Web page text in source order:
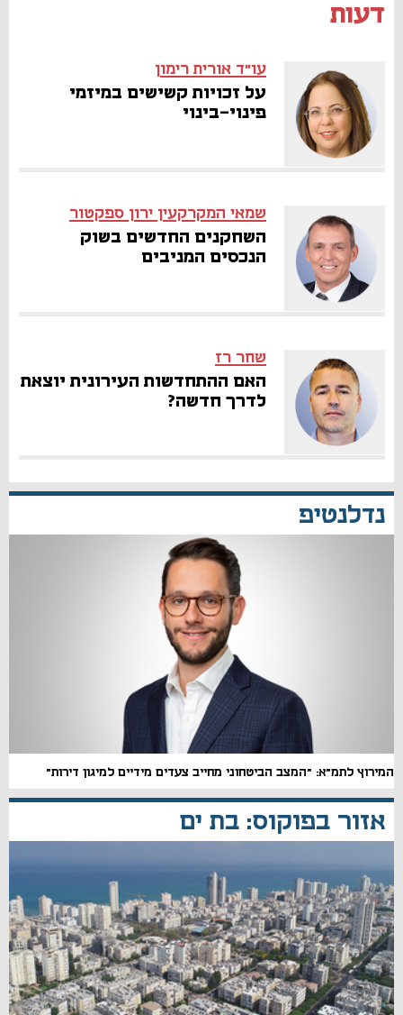
דעות
עו"ד אורית רימון
על זכויות קשישים במיזמי
פינוי-בינוי
שמאי המקרקעין ירון ספקטור
השחקנים החדשים בשוק
הנכסים המניבים
שחר רז
האם ההתחדשות העירונית יוצאת
לדרך חדשה?
נדלנטיפ
המירוץ לתמ"א: "המצב הביטחוני מחייב צעדים מידיים למיגון דירות"
אזור בפוקוס: בת ים